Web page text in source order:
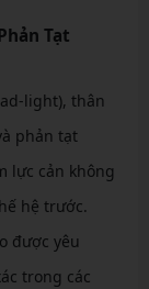
Tạt
light), thân
phản tạt
lực cản không
hệ trước.
được yêu
trong các